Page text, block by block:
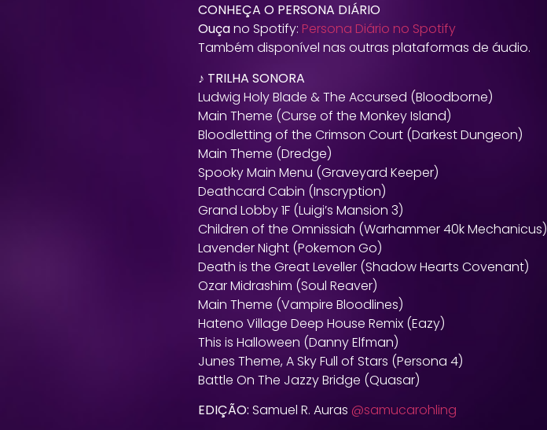
CONHEÇA O PERSONA DIÁRIO
Ouçano Spotify: Persona Diário no Spotify
Também disponível nas outras plataformas de áudio.
♪ TRILHA SONORA
Ludwig Holy Blade & The Accursed (Bloodborne)
Main Theme (Curse of the Monkey Island)
Bloodletting of the Crimson Court (Darkest Dungeon)
Main Theme (Dredge)
Spooky Main Menu (Graveyard Keeper)
Deathcard Cabin (Inscryption)
Grand Lobby 1F (Luigi’s Mansion 3)
Children of the Omnissiah (Warhammer 40k Mechanicus)
Lavender Night (Pokemon Go)
Death is the Great Leveller (Shadow Hearts Covenant)
Ozar Midrashim (Soul Reaver)
Main Theme (Vampire Bloodlines)
Hateno Village Deep House Remix (Eazy)
This is Halloween (Danny Elfman)
Junes Theme, A Sky Full of Stars (Persona 4)
Battle On The Jazzy Bridge (Quasar)
EDIÇÃO: Samuel R. Auras @samucarohling